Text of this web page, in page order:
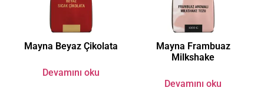
Mayna Beyaz Çikolata
Devamını oku
Mayna Frambuaz
Milkshake
Devamını oku